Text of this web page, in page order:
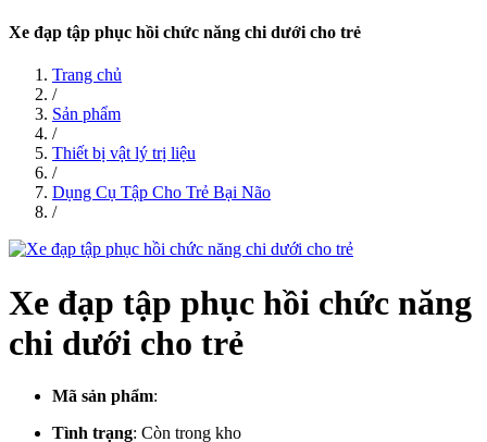
Xe đạp tập phục hồi chức năng chi dưới cho trẻ
Trang chủ
/
Sản phẩm
/
Thiết bị vật lý trị liệu
/
Dụng Cụ Tập Cho Trẻ Bại Não
/
Xe đạp tập phục hồi chức năng
chi dưới cho trẻ
Mã sản phẩm:
Tình trạng: Còn trong kho